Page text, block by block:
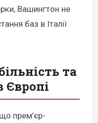
Вашингтон не
баз в Італії
та
Європі
прем’єр-